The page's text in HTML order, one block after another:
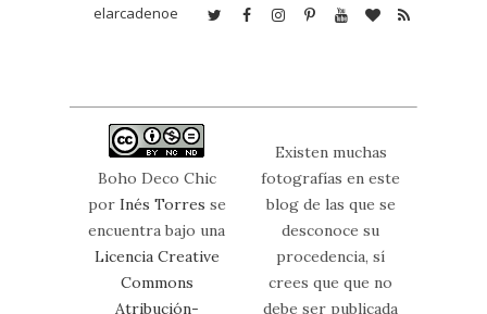
elarcadenoe
Boho Deco Chic
por Inés Torres se
encuentra bajo una
Licencia Creative
Commons
Atribución-
Existen muchas
fotografías en este
blog de las que se
desconoce su
procedencia, sí
crees que que no
debe ser publicada